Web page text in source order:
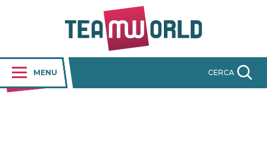
MENU CERCA